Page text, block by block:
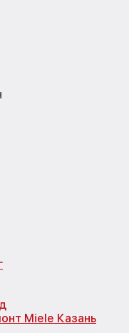
Miele Казань